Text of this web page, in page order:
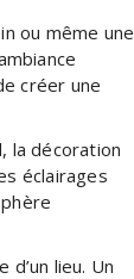
ou même une
créer une
la décoration
éclairages
lieu. Un